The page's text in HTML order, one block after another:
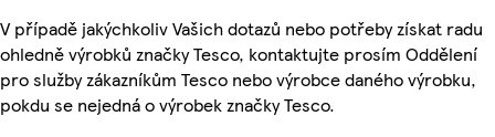
V případě jakýchkoliv Vašich dotazů nebo potřeby získat radu
ohledně výrobků značky Tesco, kontaktujte prosím Oddělení
pro služby zákazníkům Tesco nebo výrobce daného výrobku,
pokdu se nejedná o výrobek značky Tesco.